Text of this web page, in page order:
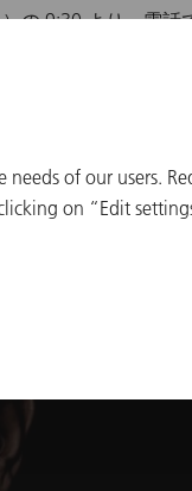
の 9:30 より、電話
of our users.
on “Edit